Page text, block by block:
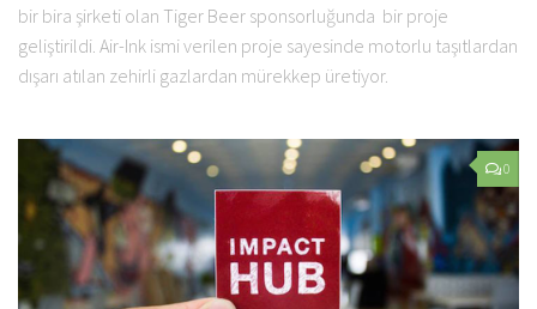
bir bira şirketi olan Tiger Beer sponsorluğunda bir proje
geliştirildi. Air-Ink ismi verilen proje sayesinde motorlu taşıtlardan
dışarı atılan zehirli gazlardan mürekkep üretiyor.
0